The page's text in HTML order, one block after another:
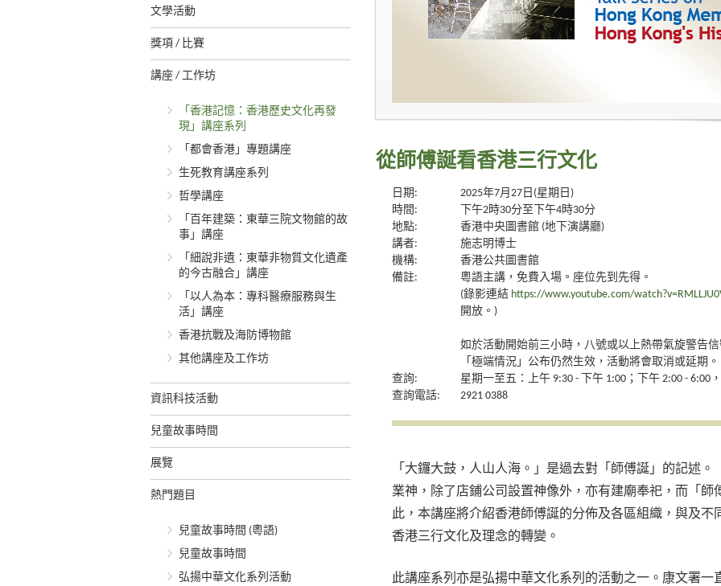
文學活動
獎項 / 比賽
講座 / 工作坊
「香港記憶：香港歷史文化再發
現」講座系列
「都會香港」專題講座
生死教育講座系列
哲學講座
「百年建築：東華三院文物館的故
事」講座
「細說非遺：東華非物質文化遺產
的今古融合」講座
「以人為本：專科醫療服務與生
活」講座
香港抗戰及海防博物館
其他講座及工作坊
資訊科技活動
兒童故事時間
展覽
熱門題目
兒童故事時間 (粵語)
兒童故事時間
弘揚中華文化系列活動
從師傅誕看香港三行文化
日期:
2025年7月27日(星期日)
時間:
下午2時30分至下午4時30分
地點:
香港中央圖書館 (地下演講廳)
講者:
施志明博士
機構:
香港公共圖書館
備註:
粵語主講，免費入場。座位先到先得。
(錄影連結 https://www.youtube.com/
開放。)
如於活動開始前三小時，八號或以上熱帶氣旋警告
「極端情況」公布仍然生效，活動將會取消或延期。
查詢:
星期一至五：上午 9:30 - 下午 1:00；下午 2:00 - 6:00
查詢電話:
2921 0388
「大鑼大鼓，人山人海。」是過去對「師傅誕」的記述
業神，除了店鋪公司設置神像外，亦有建廟奉祀，而「師
此，本講座將介紹香港師傅誕的分佈及各區組織，與及不
香港三行文化及理念的轉變。
此講座系列亦是弘揚中華文化系列的活動之一。康文署